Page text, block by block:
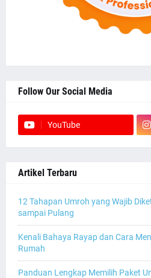
Follow Our Social Media
YouTube
Artikel Terbaru
12 Tahapan Umroh yang Wajib
sampai Pulang
Kenali Bahaya Rayap dan Cara
Rumah
Panduan Lengkap Memilih Paket